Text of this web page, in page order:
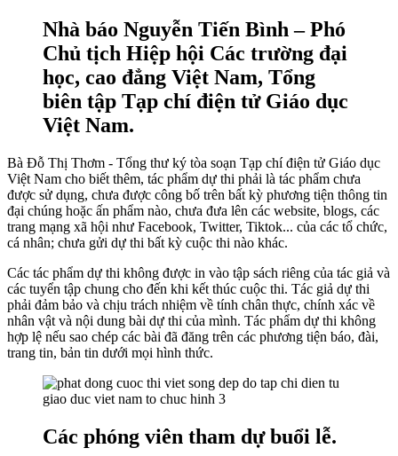
Nhà báo Nguyễn Tiến Bình – Phó
Chủ tịch Hiệp hội Các trường đại
học, cao đẳng Việt Nam, Tổng
biên tập Tạp chí điện tử Giáo dục
Việt Nam.
Bà Đỗ Thị Thơm - Tổng thư ký tòa soạn Tạp chí điện tử Giáo dục
Việt Nam cho biết thêm, tác phẩm dự thi phải là tác phẩm chưa
được sử dụng, chưa được công bố trên bất kỳ phương tiện thông tin
đại chúng hoặc ấn phẩm nào, chưa đưa lên các website, blogs, các
trang mạng xã hội như Facebook, Twitter, Tiktok... của các tổ chức,
cá nhân; chưa gửi dự thi bất kỳ cuộc thi nào khác.
Các tác phẩm dự thi không được in vào tập sách riêng của tác giả và
các tuyển tập chung cho đến khi kết thúc cuộc thi. Tác giả dự thi
phải đảm bảo và chịu trách nhiệm về tính chân thực, chính xác về
nhân vật và nội dung bài dự thi của mình. Tác phẩm dự thi không
hợp lệ nếu sao chép các bài đã đăng trên các phương tiện báo, đài,
trang tin, bản tin dưới mọi hình thức.
Các phóng viên tham dự buổi lễ.